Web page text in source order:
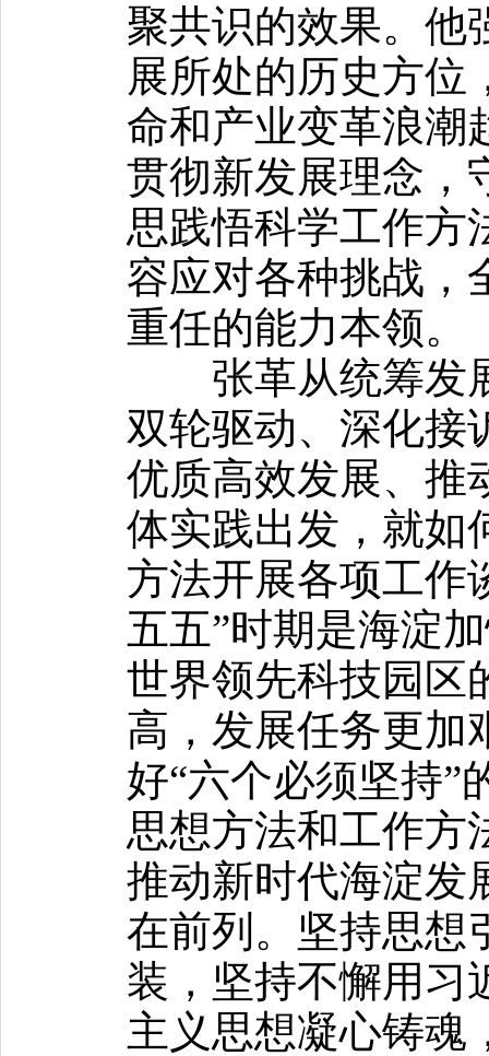
聚共识的效果。他
展所处的历史方位
命和产业变革浪潮
贯彻新发展理念，
思践悟科学工作方
容应对各种挑战，
重任的能力本领。
张革从统筹发
双轮驱动、深化接
优质高效发展、推
体实践出发，就如
方法开展各项工作
五五”时期是海淀
世界领先科技园区
高，发展任务更加
好“六个必须坚持”
思想方法和工作方
推动新时代海淀发
在前列。坚持思想
装，坚持不懈用习
主义思想凝心铸魂